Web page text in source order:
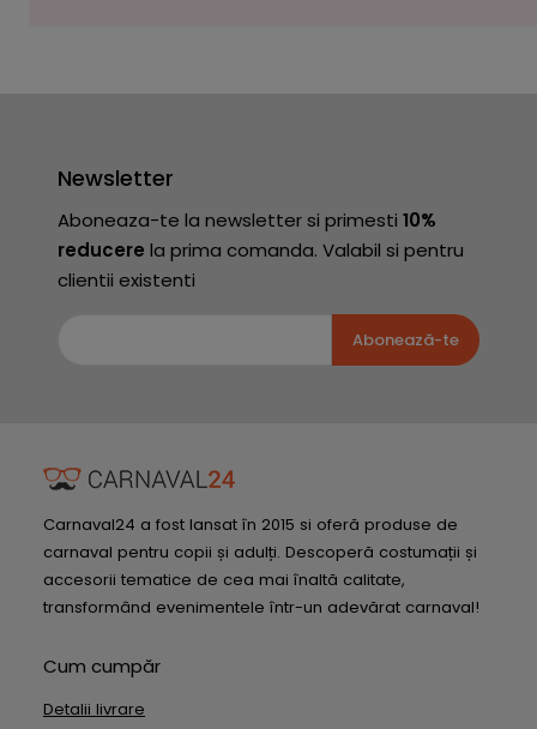
Newsletter
Aboneaza-te la newsletter si primesti 10%
reducere la prima comanda. Valabil si pentru
clientii existenti
Abonează-te
Carnaval24 a fost lansat în 2015 si oferă produse de
carnaval pentru copii și adulți. Descoperă costumații și
accesorii tematice de cea mai înaltă calitate,
transformând evenimentele într-un adevărat carnaval!
Cum cumpăr
Detalii livrare